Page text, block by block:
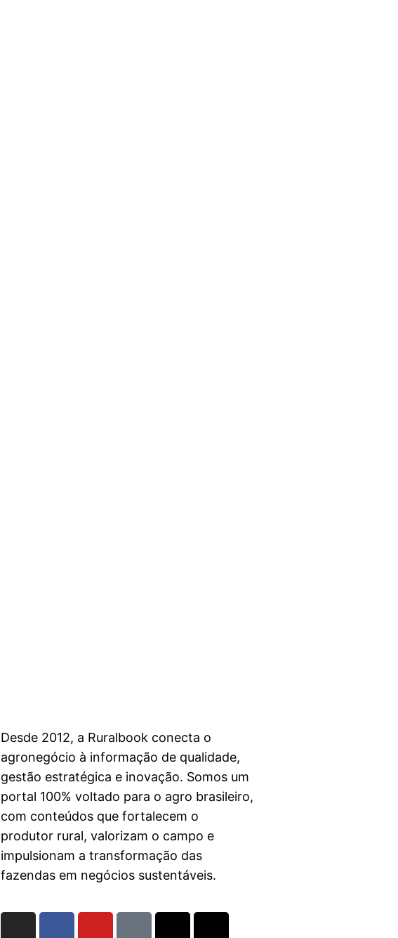
Desde 2012, a Ruralbook conecta o
agronegócio à informação de qualidade,
gestão estratégica e inovação. Somos um
portal 100% voltado para o agro brasileiro,
com conteúdos que fortalecem o
produtor rural, valorizam o campo e
impulsionam a transformação das
fazendas em negócios sustentáveis.